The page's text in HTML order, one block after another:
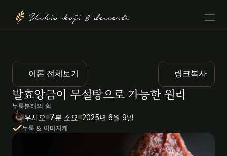
Ushio koji & desserts
이론 전체보기 링크복사
발효앙금이 무설탕으로 가능한 원리
누룩분해의 힘
우시오 7분 소요 2025년 6월 9일
누룩 & 아마자케